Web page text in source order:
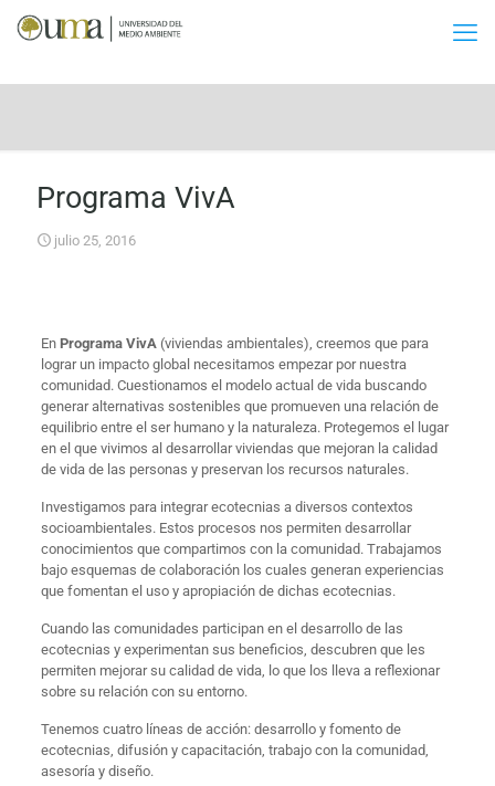
Programa VivA
julio 25, 2016
En Programa VivA(viviendas ambientales), creemos que para
lograr un impacto global necesitamos empezar por nuestra
comunidad. Cuestionamos el modelo actual de vida buscando
generar alternativas sostenibles que promueven una relación de
equilibrio entre el ser humano y la naturaleza. Protegemos el lugar
en el que vivimos al desarrollar viviendas que mejoran la calidad
de vida de las personas y preservan los recursos naturales.
Investigamos para integrar ecotecnias a diversos contextos
socioambientales. Estos procesos nos permiten desarrollar
conocimientos que compartimos con la comunidad. Trabajamos
bajo esquemas de colaboración los cuales generan experiencias
que fomentan el uso y apropiación de dichas ecotecnias.
Cuando las comunidades participan en el desarrollo de las
ecotecnias y experimentan sus beneficios, descubren que les
permiten mejorar su calidad de vida, lo que los lleva a reflexionar
sobre su relación con su entorno.
Tenemos cuatro líneas de acción: desarrollo y fomento de
ecotecnias, difusión y capacitación, trabajo con la comunidad,
asesoría y diseño.